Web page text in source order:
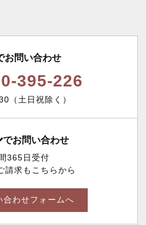
お問い合わせ
395-226
（土日祝除く）
でお問い合わせ
365日受付
請求もこちらから
合わせフォームへ